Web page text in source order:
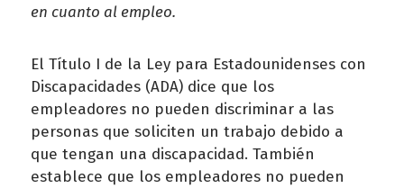
en cuanto al empleo.
El Título I de la Ley para Estadounidenses con
Discapacidades (ADA) dice que los
empleadores no pueden discriminar a las
personas que soliciten un trabajo debido a
que tengan una discapacidad. También
establece que los empleadores no pueden